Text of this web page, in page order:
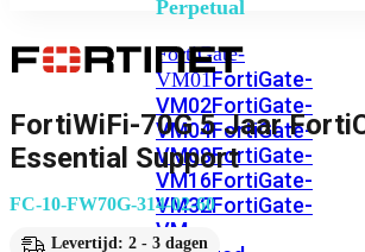
Perpetual
FortiGate-
VM01FortiGate-
VM02FortiGate-
VM04FortiGate-
VM08FortiGate-
VM16FortiGate-
VM32FortiGate-
VM
FortiWiFi-70G 5 Jaar
Essential Support
FC-10-FW70G-314-02-60
Levertijd: 2 - 3 dagen